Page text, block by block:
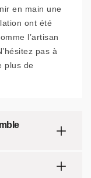
en main une
ont été
l’artisan
pas à
plus de